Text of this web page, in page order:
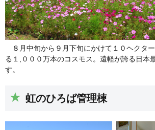
８月中旬から９月下旬にかけて１０ヘクタ
る１,０００万本のコスモス。遠軽が誇る日本
す。
虹のひろば管理棟